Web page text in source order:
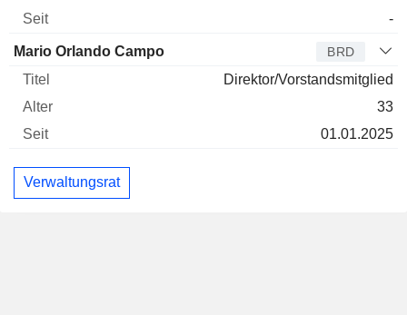
-
Mario Orlando Campo BRD
Direktor/Vorstandsmitglied
33
01.01.2025
Verwaltungsrat